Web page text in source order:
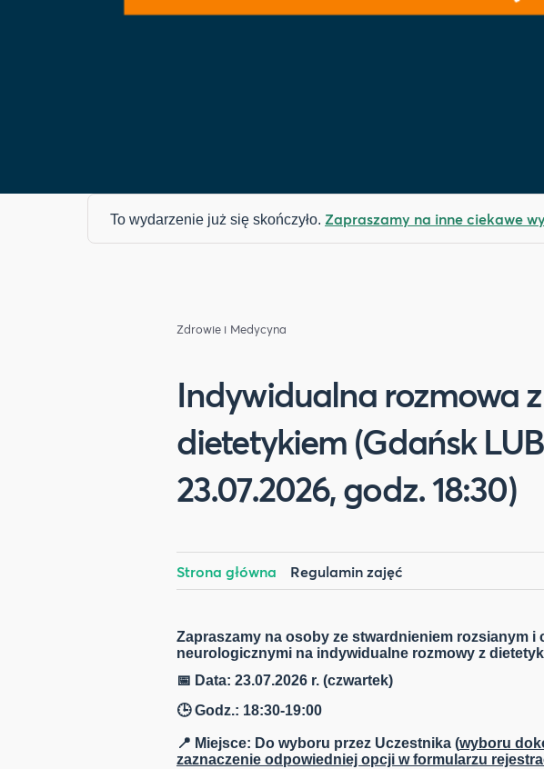
To wydarzenie już się skończyło. Zapraszamy na inne ciekawe
Zdrowie i Medycyna
Indywidualna rozmowa z
dietetykiem (Gdańsk
23.07.2026, godz. 18:30)
Strona główna Regulamin zajęć
Zapraszamy na osoby ze stwardnieniem rozsianym i
neurologicznymi na indywidualne rozmowy z
📅 Data: 23.07.2026 r. (czwartek)
🕒 Godz.: 18:30-19:00
📍 Miejsce: Do wyboru przez Uczestnika (wyboru
zaznaczenie odpowiedniej opcji w formularzu